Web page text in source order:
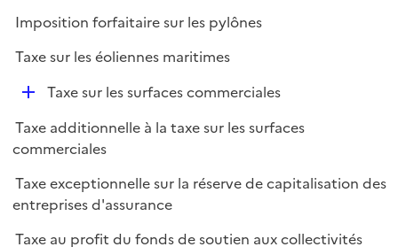
r
Imposition forfaitaire sur les pylônes
Taxe sur les éoliennes maritimes
D
p
l
i
e
Taxe sur les surfaces commerciales
Taxe additionnelle à la taxe sur les surfaces
commerciales
Taxe exceptionnelle sur la réserve de capitalisation des
entreprises d'assurance
Taxe au profit du fonds de soutien aux collectivités